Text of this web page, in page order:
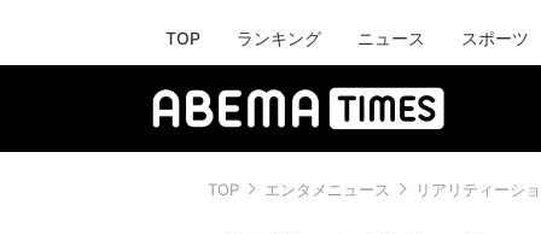
TOP ランキング ニュース スポーツ
TOP エンタメニュース リアリティーシ